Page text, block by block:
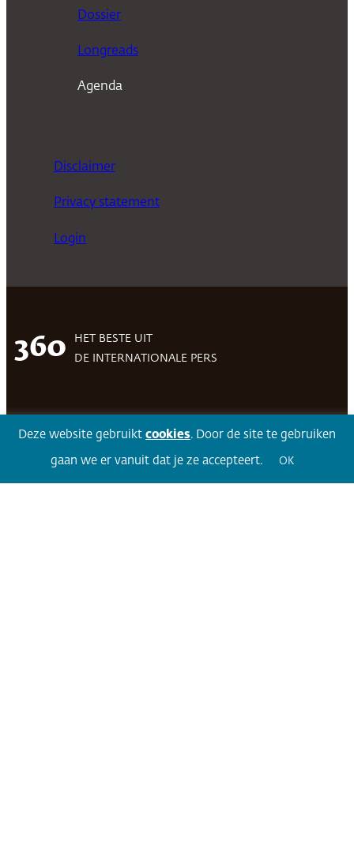
Dossier
Longreads
Agenda
Disclaimer
Privacy statement
Login
360
HET BESTE UIT
DE INTERNATIONALE PERS
Volg 360Facebook LinkedIn Twitter
Deze website gebruikt cookies. Door de site te gebruiken
gaan we er vanuit dat je ze accepteert. OK